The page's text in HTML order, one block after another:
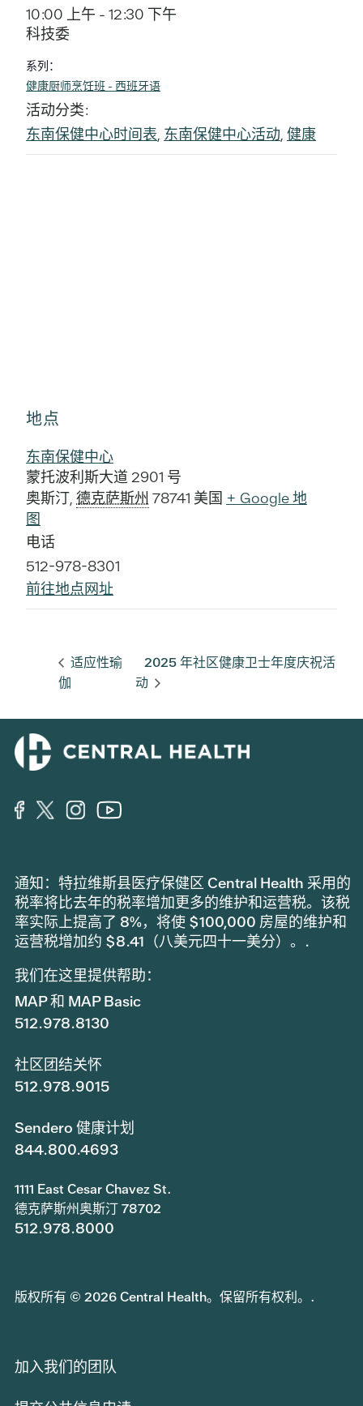
10:00 上午 - 12:30 下午
科技委
系列：
健康厨师烹饪班 - 西班牙语
活动分类:
东南保健中心时间表, 东南保健中心活动, 健康
地点
东南保健中心
蒙托波利斯大道 2901 号
奥斯汀, 德克萨斯州 78741 美国 + Google 地
图
电话
512-978-8301
前往地点网址
适应性瑜
伽
2025 年社区健康卫士年度庆祝活
动
通知：特拉维斯县医疗保健区 Central Health 采用的
税率将比去年的税率增加更多的维护和运营税。该税
率实际上提高了 8%，将使 $100,000 房屋的维护和
运营税增加约 $8.41（八美元四十一美分）。.
我们在这里提供帮助：
MAP 和 MAP Basic
512.978.8130
社区团结关怀
512.978.9015
Sendero 健康计划
844.800.4693
1111 East Cesar Chavez St.
德克萨斯州奥斯汀 78702
512.978.8000
版权所有 © 2026 Central Health。保留所有权利。.
加入我们的团队